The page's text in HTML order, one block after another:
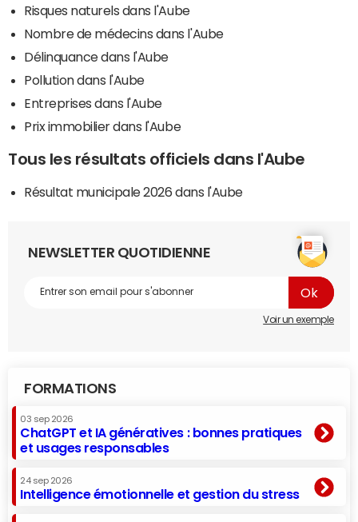
Risques naturels dans l'Aube
Nombre de médecins dans l'Aube
Délinquance dans l'Aube
Pollution dans l'Aube
Entreprises dans l'Aube
Prix immobilier dans l'Aube
Tous les résultats officiels dans l'Aube
Résultat municipale 2026 dans l'Aube
NEWSLETTER QUOTIDIENNE
Voir un exemple
FORMATIONS
03 sep 2026
ChatGPT et IA génératives : bonnes pratiques
et usages responsables
24 sep 2026
Intelligence émotionnelle et gestion du stress